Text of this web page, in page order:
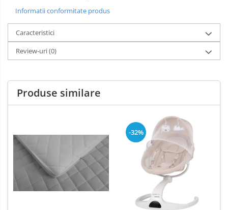
Informatii conformitate produs
Caracteristici
Review-uri(0)
Produse similare
-32%